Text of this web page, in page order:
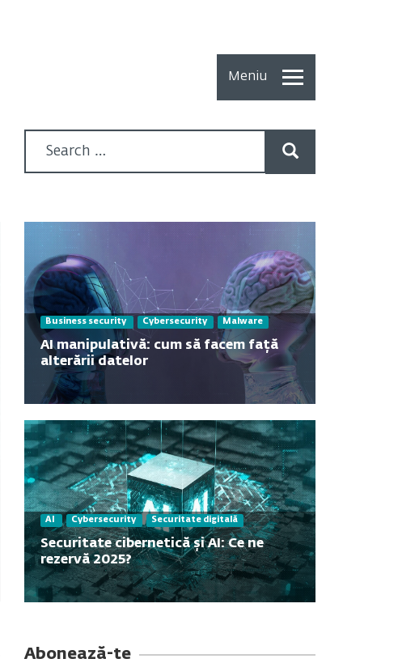
Meniu
How To
recente
Multimedia
Despre
noi
Contact
Business security Cybersecurity Malware
AI manipulativă: cum să facem față
alterării datelor
AI Cybersecurity Securitate digitală
Securitate cibernetică și AI: Ce ne
rezervă 2025?
Abonează-te